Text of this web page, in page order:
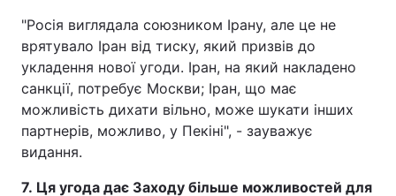
"Росія виглядала союзником Ірану, але це не
врятувало Іран від тиску, який призвів до
укладення нової угоди. Іран, на який накладено
санкції, потребує Москви; Іран, що має
можливість дихати вільно, може шукати інших
партнерів, можливо, у Пекіні", - зауважує
видання.
7. Ця угода дає Заходу більше можливостей для